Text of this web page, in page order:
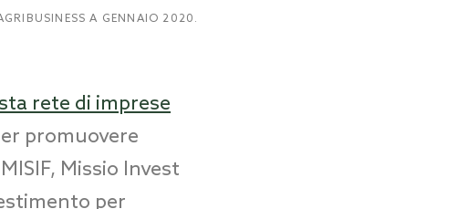
A GENNAIO 2020.
rete di imprese
promuovere
Missio Invest
per